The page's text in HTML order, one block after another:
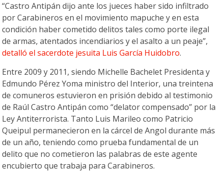
“Castro Antipán dijo ante los jueces haber sido infiltrado
por Carabineros en el movimiento mapuche y en esta
condición haber cometido delitos tales como porte ilegal
de armas, atentados incendiarios y el asalto a un peaje”,
detalló el sacerdote jesuita Luis García Huidobro.
Entre 2009 y 2011, siendo Michelle Bachelet Presidenta y
Edmundo Pérez Yoma ministro del Interior, una treintena
de comuneros estuvieron en prisión debido al testimonio
de Raúl Castro Antipán como “delator compensado” por la
Ley Antiterrorista. Tanto Luis Marileo como Patricio
Queipul permanecieron en la cárcel de Angol durante más
de un año, teniendo como prueba fundamental de un
delito que no cometieron las palabras de este agente
encubierto que trabaja para Carabineros.